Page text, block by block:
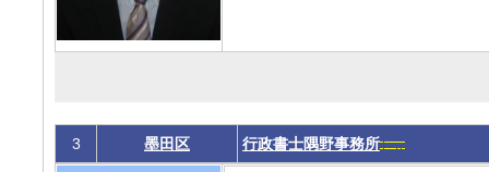
3 墨田区 行政書士隅野事務所